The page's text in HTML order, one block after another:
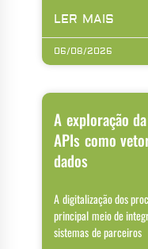
LER MAIS
06/08/2026
A exploração
APIs como
dados
A digitalização dos
principal meio de
sistemas de parceiros